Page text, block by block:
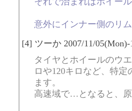
意外にインナー側のリ
[4] ツーか 2007/11/
タイヤとホイールのウ
ロや120キロなど、特
ます。
高速域で…となると、